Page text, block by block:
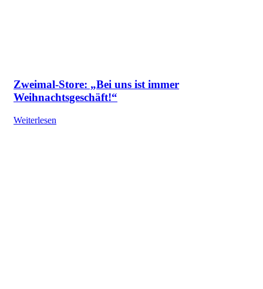
Zweimal-Store: „Bei uns ist immer
Weihnachtsgeschäft!“
Weiterlesen